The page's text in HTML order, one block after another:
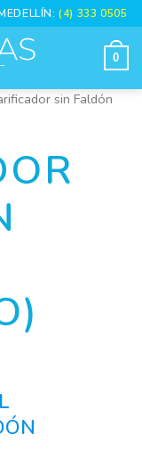
(4) 333 0505
0
sin Faldón